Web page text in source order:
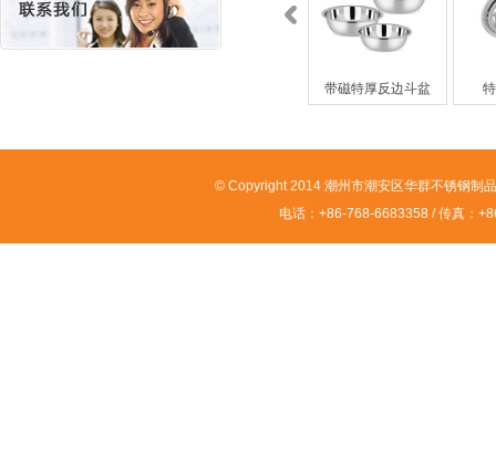
带磁特厚反边斗盆
© Copyright 2014 潮州市潮安区华群不锈钢制
电话：+86-768-6683358 / 传真：